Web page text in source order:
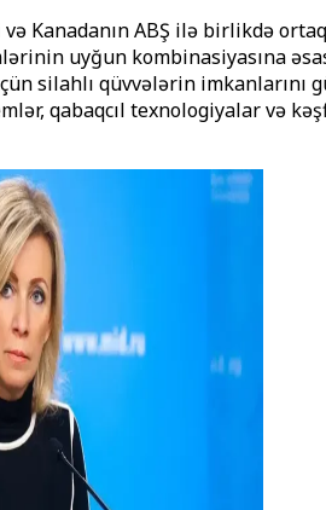
Kanadanın ABŞ ilə birlikdə
uyğun kombinasiyasına
silahlı qüvvələrin imkanlarını
qabaqcıl texnologiyalar və